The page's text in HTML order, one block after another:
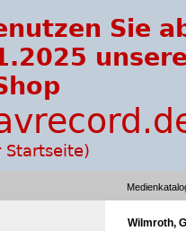
Wilmroth,